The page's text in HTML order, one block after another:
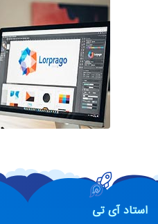
استاد آی تی